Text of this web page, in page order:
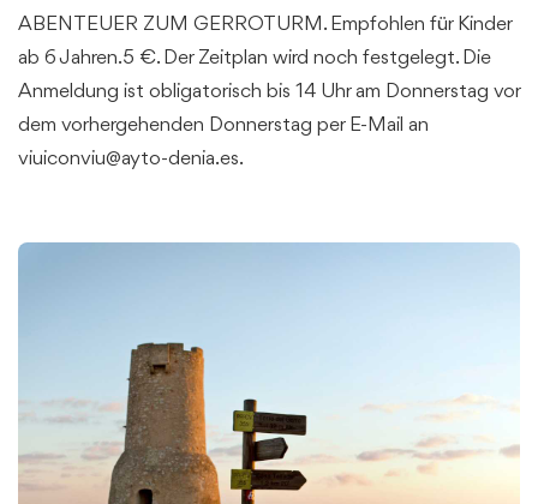
ABENTEUER ZUM GERROTURM. Empfohlen für Kinder
ab 6 Jahren.5 €. Der Zeitplan wird noch festgelegt. Die
Anmeldung ist obligatorisch bis 14 Uhr am Donnerstag vor
dem vorhergehenden Donnerstag per E-Mail an
viuiconviu@ayto-denia.es.